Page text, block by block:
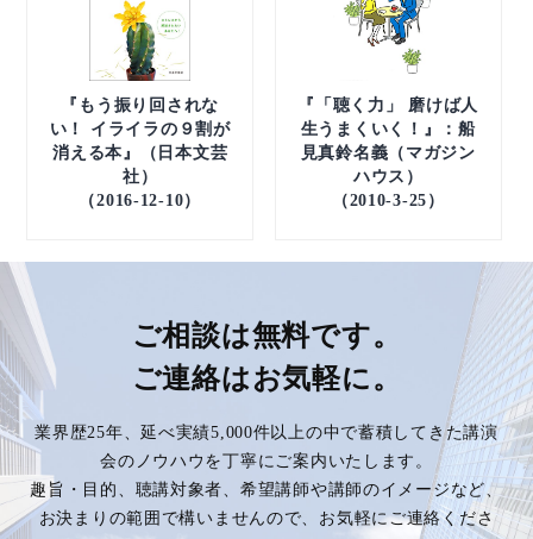
『もう振り回されな
い！ イライラの９割が
消える本』（日本文芸
社）
（2016-12-10）
『「聴く力」 磨けば人
生うまくいく！』：船
見真鈴名義（マガジン
ハウス）
（2010-3-25）
ご相談は無料です。
ご連絡はお気軽に。
業界歴25年、延べ実績5,000件以上の中で蓄積してきた講演
会のノウハウを丁寧にご案内いたします。
趣旨・目的、聴講対象者、希望講師や講師のイメージなど、
お決まりの範囲で構いませんので、お気軽にご連絡くださ